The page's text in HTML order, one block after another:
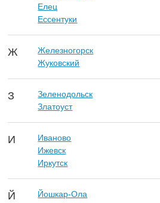
Елец
Ессентуки
Ж
Железногорск
Жуковский
З
Зеленодольск
Златоуст
И
Иваново
Ижевск
Иркутск
Й Йошкар-Ола